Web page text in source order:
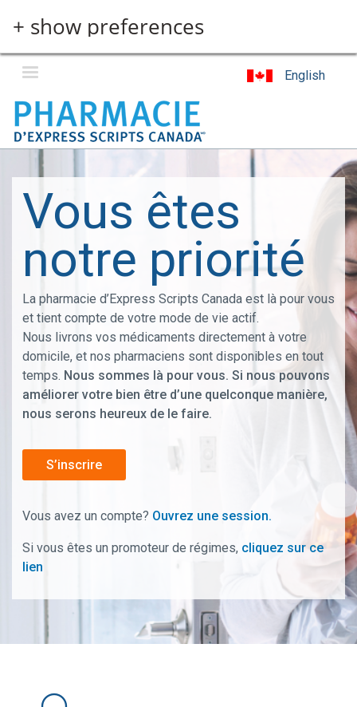
to
main
+ show preferences
English
Vous êtes
notre priorité
La pharmacie d’Express Scripts Canada est là pour vous
et tient compte de votre mode de vie actif.
Nous livrons vos médicaments directement à votre
domicile, et nos pharmaciens sont disponibles en tout
temps. Nous sommes là pour vous. Si nous pouvons
améliorer votre bien être d’une quelconque manière,
nous serons heureux de le faire.
S’inscrire
Vous avez un compte? Ouvrez une session.
Si vous êtes un promoteur de régimes, cliquez sur ce
lien